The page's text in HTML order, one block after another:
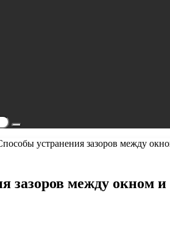
Поиск...
устранения зазоров между
зазоров между окном и